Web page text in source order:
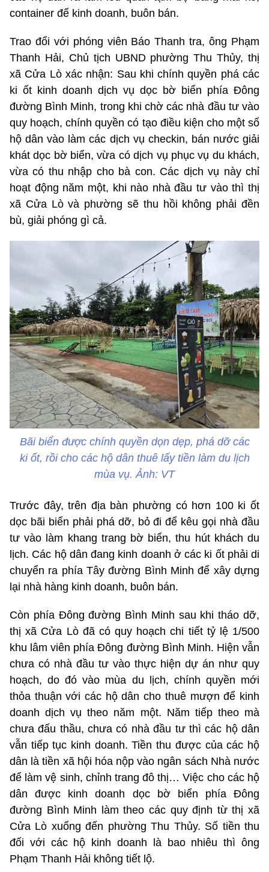
container để kinh doanh, buôn bán.
Trao đổi với phóng viên Báo Thanh tra, ông Phạm
Thanh Hải, Chủ tịch UBND phường Thu Thủy, thị
xã Cửa Lò xác nhận: Sau khi chính quyền phá các
ki ốt kinh doanh dịch vụ dọc bờ biển phía Đông
đường Bình Minh, trong khi chờ các nhà đầu tư vào
quy hoạch, chính quyền có tạo điều kiện cho một số
hộ dân vào làm các dịch vụ checkin, bán nước giải
khát dọc bờ biển, vừa có dịch vụ phục vụ du khách,
vừa có thu nhập cho bà con. Các dịch vụ này chỉ
hoạt động năm một, khi nào nhà đầu tư vào thì thị
xã Cửa Lò và phường sẽ thu hồi không phải đền
bù, giải phóng gì cả.
Bãi biển được chính quyền dọn dẹp, phá dỡ các
ki ốt, rồi cho các hộ dân thuê lấy tiền làm du lịch
mùa vụ. Ảnh: VT
Trước đây, trên địa bàn phường có hơn 100 ki ốt
dọc bãi biển phải phá dỡ, bỏ đi để kêu gọi nhà đầu
tư vào làm khang trang bờ biển, thu hút khách du
lịch. Các hộ dân đang kinh doanh ở các ki ốt phải di
chuyển ra phía Tây đường Bình Minh để xây dựng
lại nhà hàng kinh doanh, buôn bán.
Còn phía Đông đường Bình Minh sau khi tháo dỡ,
thị xã Cửa Lò đã có quy hoạch chi tiết tỷ lệ 1/500
khu lâm viên phía Đông đường Bình Minh. Hiện vẫn
chưa có nhà đầu tư vào thực hiện dự án như quy
hoạch, do đó vào mùa du lịch, chính quyền mới
thỏa thuận với các hộ dân cho thuê mượn để kinh
doanh dịch vụ theo năm một. Năm tiếp theo mà
chưa đấu thầu, chưa có nhà đầu tư thì các hộ dân
vẫn tiếp tục kinh doanh. Tiền thu được của các hộ
dân là tiền xã hội hóa nộp vào ngân sách Nhà nước
để làm vệ sinh, chỉnh trang đô thị… Việc cho các hộ
dân được kinh doanh dọc bờ biển phía Đông
đường Bình Minh làm theo các quy định từ thị xã
Cửa Lò xuống đến phường Thu Thủy. Số tiền thu
đối với các hộ kinh doanh là bao nhiêu thì ông
Phạm Thanh Hải không tiết lộ.